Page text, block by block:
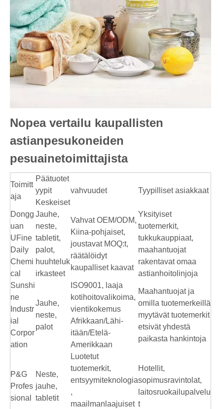
Nopea vertailu kaupallisten
astianpesukoneiden
pesuainetoimittajista
Toimitt
aja
Päätuotet
yypit
Keskeiset
vahvuudet Tyypilliset asiakkaat
Dongg
uan
UFine
Daily
Chemi
cal
Jauhe,
neste,
tabletit,
palot,
huuhteluk
irkasteet
Vahvat OEM/ODM,
Kiina-pohjaiset,
joustavat MOQ:t,
räätälöidyt
kaupalliset kaavat
Yksityiset
tuotemerkit,
tukkukauppiaat,
maahantuojat
rakentavat omaa
astianhoitolinjoja
Sunshi
ne
Industr
ial
Corpor
ation
Jauhe,
neste,
palot
ISO9001, laaja
kotihoitovalikoima,
vientikokemus
Afrikkaan/Lähi-
itään/Etelä-
Amerikkaan
Maahantuojat ja
omilla tuotemerkeillä
myytävät tuotemerkit
etsivät yhdestä
paikasta hankintoja
P&G
Profes
sional
Neste,
jauhe,
tabletit
Luotetut
tuotemerkit,
entsyymiteknologia
,
maailmanlaajuiset
Hotellit,
sopimusravintolat,
laitosruokailupalvelu
t